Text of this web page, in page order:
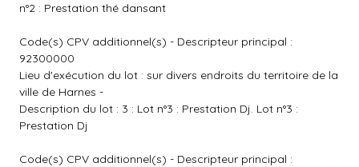
n°2 : Prestation thé dansant
Code(s) CPV additionnel(s) - Descripteur principal :
92300000
Lieu d'exécution du lot : sur divers endroits du territoire de la
ville de Harnes -
Description du lot : 3 : Lot n°3 : Prestation Dj. Lot n°3 :
Prestation Dj
Code(s) CPV additionnel(s) - Descripteur principal :